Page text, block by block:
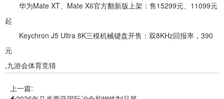
华为Mate XT、Mate X6官方翻新版上架：售15299元、11099元
起
Keychron J5 Ultra 8K三模机械键盘开售：双8KHz回报率，390
元
,九游会体育竞猜
上一篇: